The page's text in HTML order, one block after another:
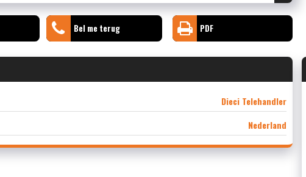
Bel me terug PDF
Dieci Telehandler
Nederland